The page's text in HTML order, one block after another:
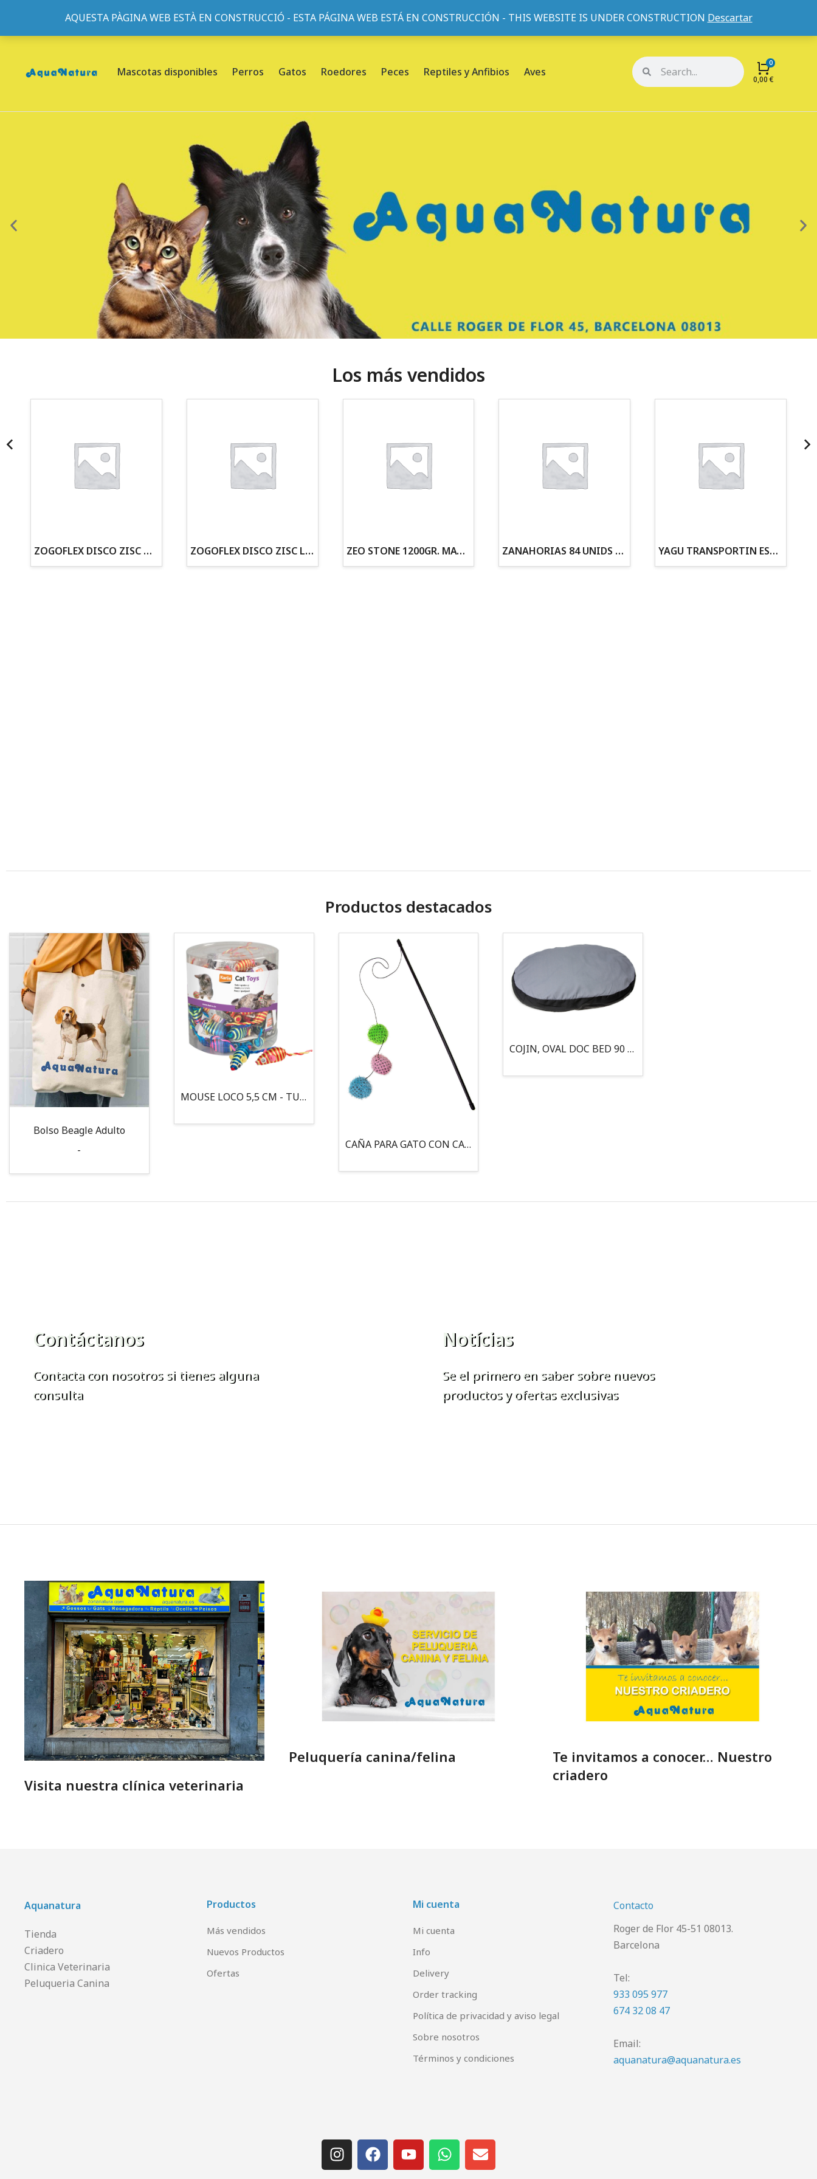
AQUESTA PÀGINA WEB ESTÀ EN CONSTRUCCIÓ - ESTA PÁGINA WEB ESTÁ EN CONSTRUCCIÓN - THIS WEBSITE IS UNDER CONSTRUCTION Descartar
933095977-933152057-933103463- C/ de Roger de Flor, 45, L'Eixample, 08013 Barcelona |Sobre nosotros Mi cuenta Mis pedidos
Mascotas disponibles Perros Gatos Roedores Peces Reptiles y Anfibios Aves
0,00€
¡Somos Aquanatura!
·30 años de experiencia en el sector
· Cachorros supervisados por equipo veterinario
Los más vendidos
ZOGOFLEX DISCO ZISC MINI (16CM) FLUORESCENTE ZOGOFLEX DISCO ZISC L (21.6CM) FLUORESCENTE ZEO STONE 1200GR. MATERIAL FILTRANTE ZANAHORIAS 84 UNIDS EN DISPLAY YAGU TRANSPORTIN ESPUMA CAMUFLAJE Nº1 36x30x28
Productos destacados
Bolso Beagle Adulto
-
MOUSE LOCO 5,5 CM - TUBO
CAÑA PARA GATO CON CASCABEL, 3 PELOTAS CON CATNIP
COJIN, OVAL DOC BED 90 X 66 X 10CM GRIS/NEGRO, 95°
Contáctanos
Contacta con nosotros si tienes alguna
consulta
Notícias
Se el primero en saber sobre nuevos
productos y ofertas exclusivas
Visita nuestra clínica veterinaria
Peluquería canina/felina
Te invitamos a conocer… Nuestro
criadero
Aquanatura
Tienda
Criadero
Clinica Veterinaria
Peluqueria Canina
Productos
Más vendidos
Nuevos Productos
Ofertas
Mi cuenta
Mi cuenta
Info
Delivery
Order tracking
Política de privacidad y aviso legal
Sobre nosotros
Términos y condiciones
Contacto
Roger de Flor 45-51 08013.
Barcelona
Tel:
933 095 977
674 32 08 47
Email:
aquanatura@aquanatura.es